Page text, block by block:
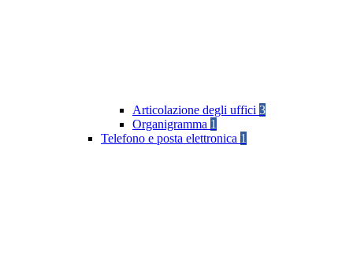
Articolazione degli uffici 3
Organigramma 1
Telefono e posta elettronica 1